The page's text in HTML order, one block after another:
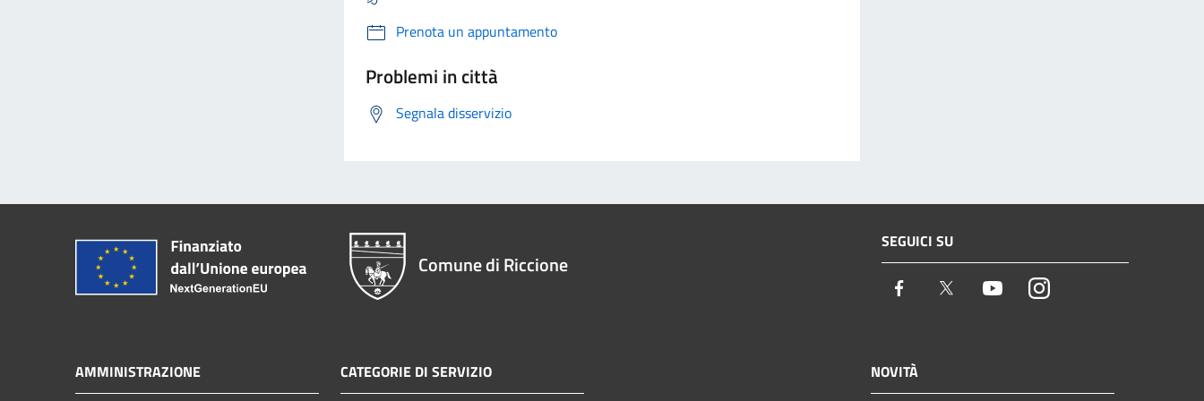
Prenota un appuntamento
Problemi in città
Segnala disservizio
Comune di Riccione
SEGUICI SU
Facebook Twitter YoutubeInstagram
AMMINISTRAZIONE CATEGORIE DI SERVIZIO NOVITÀ